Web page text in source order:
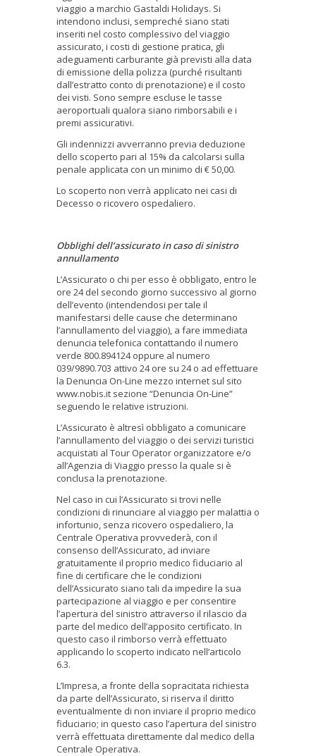
viaggio a marchio Gastaldi Holidays. Si
intendono inclusi, sempreché siano stati
inseriti nel costo complessivo del viaggio
assicurato, i costi di gestione pratica, gli
adeguamenti carburante già previsti alla data
di emissione della polizza (purché risultanti
dall’estratto conto di prenotazione) e il costo
dei visti. Sono sempre escluse le tasse
aeroportuali qualora siano rimborsabili e i
premi assicurativi.
Gli indennizzi avverranno previa deduzione
dello scoperto pari al 15% da calcolarsi sulla
penale applicata con un minimo di € 50,00.
Lo scoperto non verrà applicato nei casi di
Decesso o ricovero ospedaliero.
Obblighi dell’assicurato in caso di sinistro
annullamento
L’Assicurato o chi per esso è obbligato, entro le
ore 24 del secondo giorno successivo al giorno
dell’evento (intendendosi per tale il
manifestarsi delle cause che determinano
l’annullamento del viaggio), a fare immediata
denuncia telefonica contattando il numero
verde 800.894124 oppure al numero
039/9890.703 attivo 24 ore su 24 o ad effettuare
la Denuncia On-Line mezzo internet sul sito
www.nobis.it sezione “Denuncia On-Line”
seguendo le relative istruzioni.
L’Assicurato è altresì obbligato a comunicare
l’annullamento del viaggio o dei servizi turistici
acquistati al Tour Operator organizzatore e/o
all’Agenzia di Viaggio presso la quale si è
conclusa la prenotazione.
Nel caso in cui l’Assicurato si trovi nelle
condizioni di rinunciare al viaggio per malattia o
infortunio, senza ricovero ospedaliero, la
Centrale Operativa provvederà, con il
consenso dell’Assicurato, ad inviare
gratuitamente il proprio medico fiduciario al
fine di certificare che le condizioni
dell’Assicurato siano tali da impedire la sua
partecipazione al viaggio e per consentire
l’apertura del sinistro attraverso il rilascio da
parte del medico dell’apposito certificato. In
questo caso il rimborso verrà effettuato
applicando lo scoperto indicato nell’articolo
6.3.
L’Impresa, a fronte della sopracitata richiesta
da parte dell’Assicurato, si riserva il diritto
eventualmente di non inviare il proprio medico
fiduciario; in questo caso l’apertura del sinistro
verrà effettuata direttamente dal medico della
Centrale Operativa.